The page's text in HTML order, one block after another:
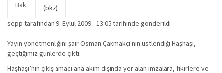
Birincil sekmeler
Bak
sekme)
(bkz)
sepp tarafından 9. Eylül 2009 - 13:05 tarihinde gönderildi
Yayın yönetmenliğini şair Osman Çakmakçı'nın üstlendiği Haşhaşi,
geçtiğimiz günlerde çıktı.
Haşhaşi’nin çıkış amacı ana akım dışında yer alan imzalara, fikirlere ve